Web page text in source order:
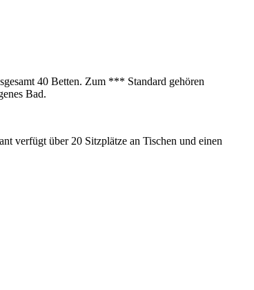
40 Betten. Zum *** Standard gehören
Bad.
verfügt über 20 Sitzplätze an Tischen und einen